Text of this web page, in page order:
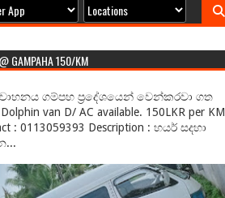
GAMPAHA 150/KM
ගම්පහ ප්‍රදේශයෙන් වෙන්කරවා ගත
van D/ AC available. 150LKR per KM
: 0113059393 Description : හයර් සදහා